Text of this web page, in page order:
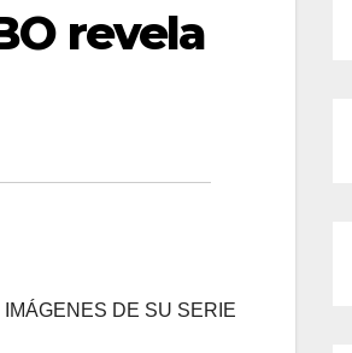
revela
DE SU SERIE